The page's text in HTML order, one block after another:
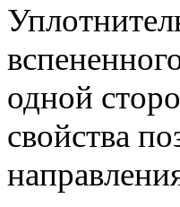
одной
свойства